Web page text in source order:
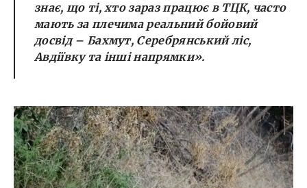
знає, що ті, хто зараз працює в ТЦК, часто
мають за плечима реальний бойовий
досвід – Бахмут, Серебрянський ліс,
Авдіївку та інші напрямки».